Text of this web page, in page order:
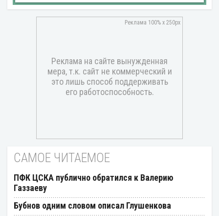
САМОЕ ЧИТАЕМОЕ
ПФК ЦСКА публично обратился к Валерию
Газзаеву
Бубнов одним словом описал Глушенкова